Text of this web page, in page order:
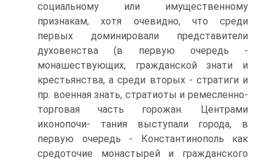
социальному или имущественному
признакам, хотя очевидно, что среди
первых доминировали представители
духовенства (в первую очередь -
монашествую­щих, гражданской знати и
крестьянства, а среди вторых - стратиги и
пр. военная знать, стратиоты и ремесленно-
торговая часть горожан. Центрами
иконопочи- тания выступали города, в
первую очередь - Константинополь как
средоточие монастырей и гражданского